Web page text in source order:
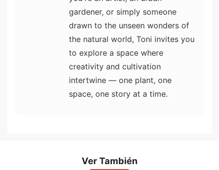
gardener, or simply someone
drawn to the unseen wonders of
the natural world, Toni invites you
to explore a space where
creativity and cultivation
intertwine — one plant, one
space, one story at a time.
Ver También